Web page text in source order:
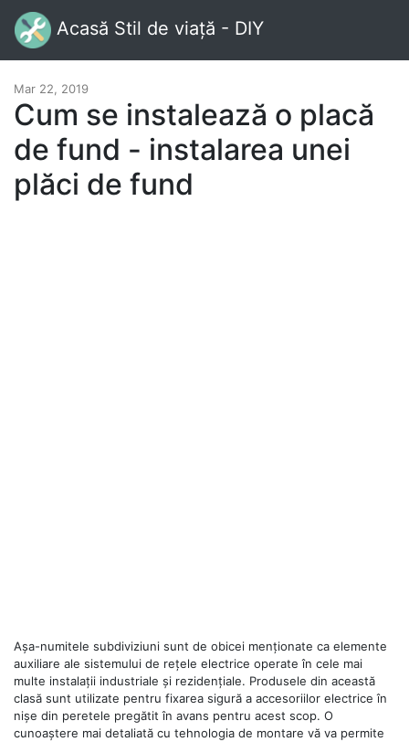
Acasă Stil de viață - DIY
Mar 22, 2019
Cum se instalează o placă
de fund - instalarea unei
plăci de fund
Așa-numitele subdiviziuni sunt de obicei menționate ca elemente
auxiliare ale sistemului de rețele electrice operate în cele mai
multe instalații industriale și rezidențiale. Produsele din această
clasă sunt utilizate pentru fixarea sigură a accesoriilor electrice în
nișe din peretele pregătit în avans pentru acest scop. O
cunoaștere mai detaliată cu tehnologia de montare vă va permite